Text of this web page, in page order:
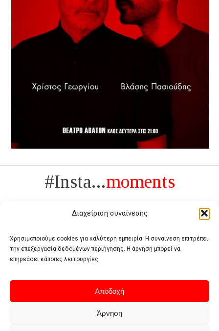
Διαχείριση συναίνεσης
Χρησιμοποιούμε cookies για καλύτερη εμπειρία. Η συναίνεση επιτρέπει
την επεξεργασία δεδομένων περιήγησης. Η άρνηση μπορεί να
επηρεάσει κάποιες λειτουργίες.
Αποδοχή
Άρνηση
#Insta...moments
Πολυτέλεια δεν είναι το αντίθετο της ανέχειας, είναι το αντίθετο της